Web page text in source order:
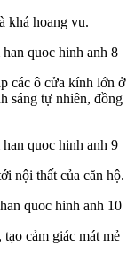
khá hoang vu.
các ô cửa kính lớn ở
sáng tự nhiên, đồng
nội thất của căn hộ.
cảm giác mát mẻ